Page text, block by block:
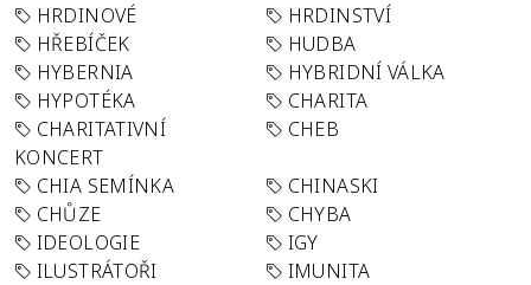
HRDINOVÉ
HRDINSTVÍ
HŘEBÍČEK
HUDBA
HYBERNIA
HYBRIDNÍ VÁLKA
HYPOTÉKA
CHARITA
CHARITATIVNÍ
KONCERT
CHEB
CHIA SEMÍNKA
CHINASKI
CHŮZE
CHYBA
IDEOLOGIE
IGY
ILUSTRÁTOŘI
IMUNITA